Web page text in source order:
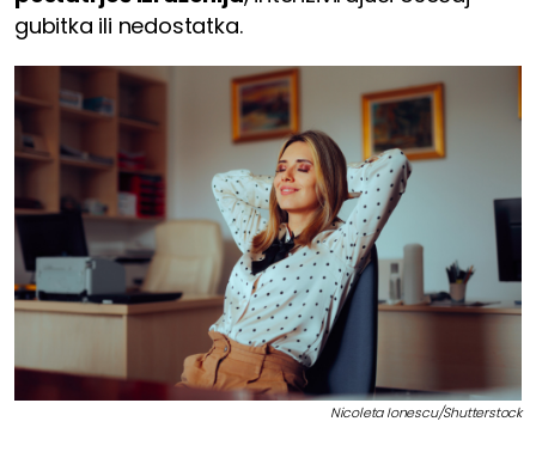
gubitka ili nedostatka.
Nicoleta Ionescu/Shutterstock